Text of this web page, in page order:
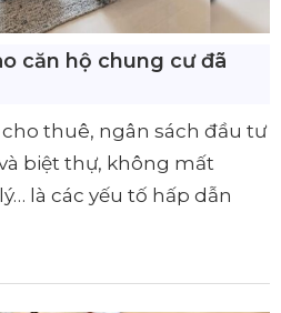
căn hộ chung cư đã
thuê, ngân sách đầu tư
biệt thự, không mất
là các yếu tố hấp dẫn